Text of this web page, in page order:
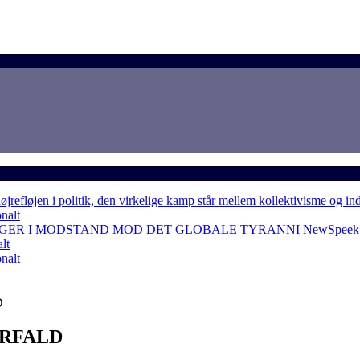
i politik, den virkelige kamp står mellem kollektivisme og
I MODSTAND MOD DET GLOBALE TYRANNI NewSpeek